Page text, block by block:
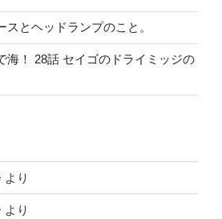
スとヘッドランプのこと。
海！ 28話 セイゴのドライミッジの
より
より